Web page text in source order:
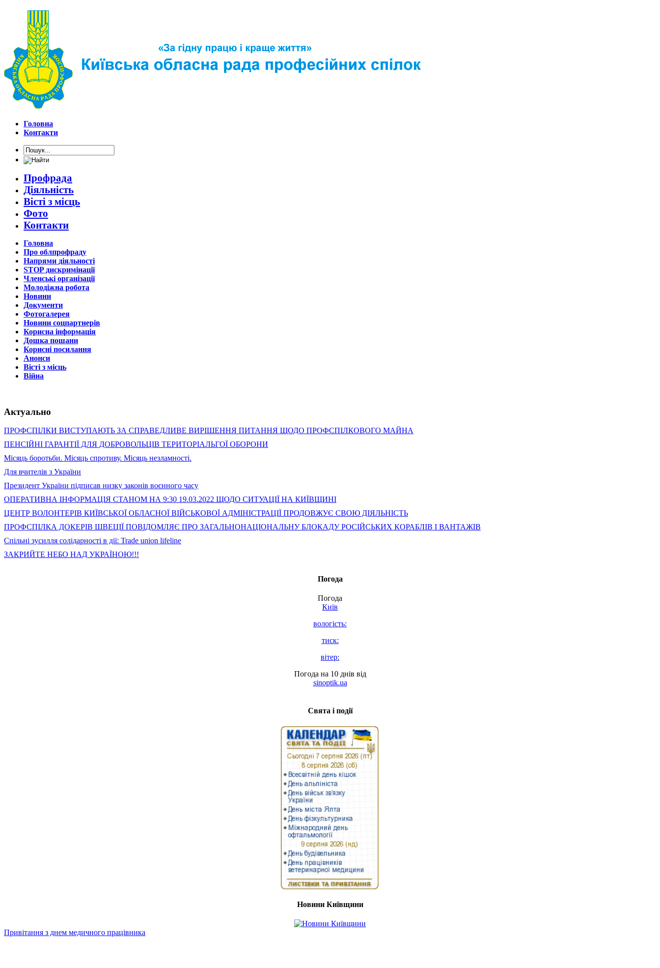
Головна
Контакти
Профрада
Діяльність
Вісті з місць
Фото
Контакти
Головна
Про облпрофраду
Напрями діяльності
STOP дискримінації
Членські організації
Молодіжна робота
Новини
Документи
Фотогалерея
Новини соцпартнерів
Корисна інформація
Дошка пошани
Корисні посилання
Анонси
Вісті з місць
Війна
Актуально
ПРОФСПІЛКИ ВИСТУПАЮТЬ ЗА СПРАВЕДЛИВЕ ВИРІШЕННЯ ПИТАННЯ ЩОДО ПРОФСПІЛКОВОГО МАЙНА
ПЕНСІЙНІ ГАРАНТІЇ ДЛЯ ДОБРОВОЛЬЦІВ ТЕРИТОРІАЛЬГОЇ ОБОРОНИ
Місяць боротьби. Місяць спротиву. Місяць незламності.
Для вчителів з України
Президент України підписав низку законів воєнного часу
ОПЕРАТИВНА ІНФОРМАЦІЯ СТАНОМ НА 9:30 19.03.2022 ЩОДО СИТУАЦІЇ НА КИЇВЩИНІ
ЦЕНТР ВОЛОНТЕРІВ КИЇВСЬКОЇ ОБЛАСНОЇ ВІЙСЬКОВОЇ АДМІНІСТРАЦІЇ ПРОДОВЖУЄ СВОЮ ДІЯЛЬНІСТЬ
ПРОФСПІЛКА ДОКЕРІВ ШВЕЦІЇ ПОВІДОМЛЯЄ ПРО ЗАГАЛЬНОНАЦІОНАЛЬНУ БЛОКАДУ РОСІЙСЬКИХ КОРАБЛІВ І ВАНТАЖІВ
Спільні зусилля солідарності в дії: Trade union lifeline
ЗАКРИЙТЕ НЕБО НАД УКРАЇНОЮ!!!
Погода
Погода
Київ
вологість:
тиск:
вітер:
Погода на 10 днів від
sinoptik.ua
Свята і події
Новини Київщини
Привітання з днем медичного працівника